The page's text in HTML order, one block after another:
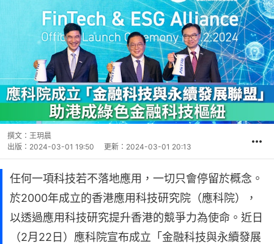
撰文： 王玥晨
出版： 2024-03-01 19:50 更新： 2024-03-01 20:13
任何一項科技若不落地應用，一切只會停留於概念。
於2000年成立的香港應用科技研究院（應科院），
以透過應用科技研究提升香港的競爭力為使命。近日
（2月22日）應科院宣布成立「金融科技與永續發展